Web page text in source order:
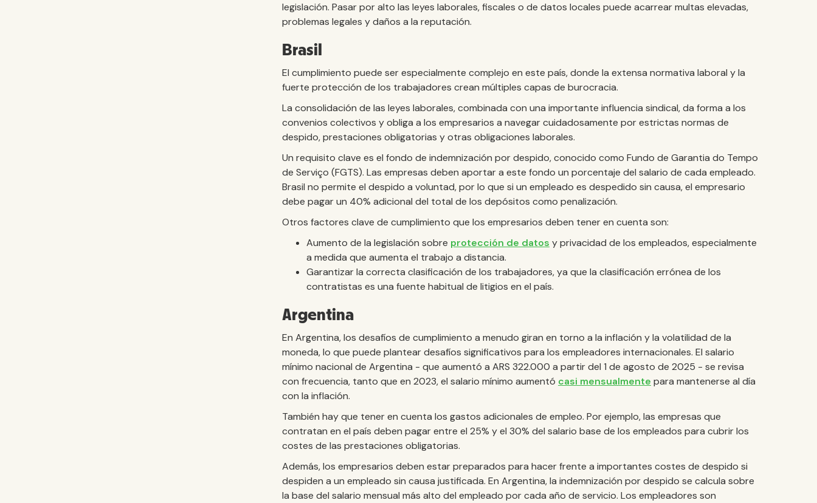
legislación. Pasar por alto las leyes laborales, fiscales o de datos locales puede acarrear multas elevadas,
problemas legales y daños a la reputación.
Brasil
El cumplimiento puede ser especialmente complejo en este país, donde la extensa normativa laboral y la
fuerte protección de los trabajadores crean múltiples capas de burocracia.
La consolidación de las leyes laborales, combinada con una importante influencia sindical, da forma a los
convenios colectivos y obliga a los empresarios a navegar cuidadosamente por estrictas normas de
despido, prestaciones obligatorias y otras obligaciones laborales.
Un requisito clave es el fondo de indemnización por despido, conocido como Fundo de Garantia do Tempo
de Serviço (FGTS). Las empresas deben aportar a este fondo un porcentaje del salario de cada empleado.
Brasil no permite el despido a voluntad, por lo que si un empleado es despedido sin causa, el empresario
debe pagar un 40% adicional del total de los depósitos como penalización.
Otros factores clave de cumplimiento que los empresarios deben tener en cuenta son:
Aumento de la legislación sobre protección de datos y privacidad de los empleados, especialmente
a medida que aumenta el trabajo a distancia.
Garantizar la correcta clasificación de los trabajadores, ya que la clasificación errónea de los
contratistas es una fuente habitual de litigios en el país.
Argentina
En Argentina, los desafíos de cumplimiento a menudo giran en torno a la inflación y la volatilidad de la
moneda, lo que puede plantear desafíos significativos para los empleadores internacionales. El salario
mínimo nacional de Argentina - que aumentó a ARS 322.000 a partir del 1 de agosto de 2025 - se revisa
con frecuencia, tanto que en 2023, el salario mínimo aumentó casi mensualmente para mantenerse al día
con la inflación.
También hay que tener en cuenta los gastos adicionales de empleo. Por ejemplo, las empresas que
contratan en el país deben pagar entre el 25% y el 30% del salario base de los empleados para cubrir los
costes de las prestaciones obligatorias.
Además, los empresarios deben estar preparados para hacer frente a importantes costes de despido si
despiden a un empleado sin causa justificada. En Argentina, la indemnización por despido se calcula sobre
la base del salario mensual más alto del empleado por cada año de servicio. Los empleadores son